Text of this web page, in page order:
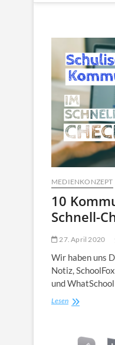
MEDIENKONZEPT
10
Schnell-
27. April 2020
Wir haben uns
Notiz,
und
Lesen10